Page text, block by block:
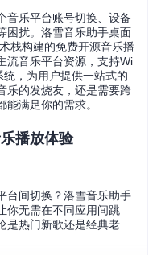
音乐平台账号切换、设备
困扰。洛雪音乐助手桌面
栈构建的免费开源音乐播
流音乐平台资源，支持Wi
，为用户提供一站式的
乐的发烧友，还是需要跨
满足你的需求。
播放体验
台间切换？洛雪音乐助手
你无需在不同应用间跳
是热门新歌还是经典老